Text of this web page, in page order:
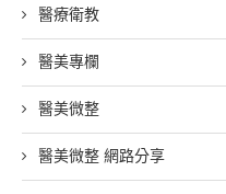
醫療衛教
醫美專欄
醫美微整
醫美微整 網路分享